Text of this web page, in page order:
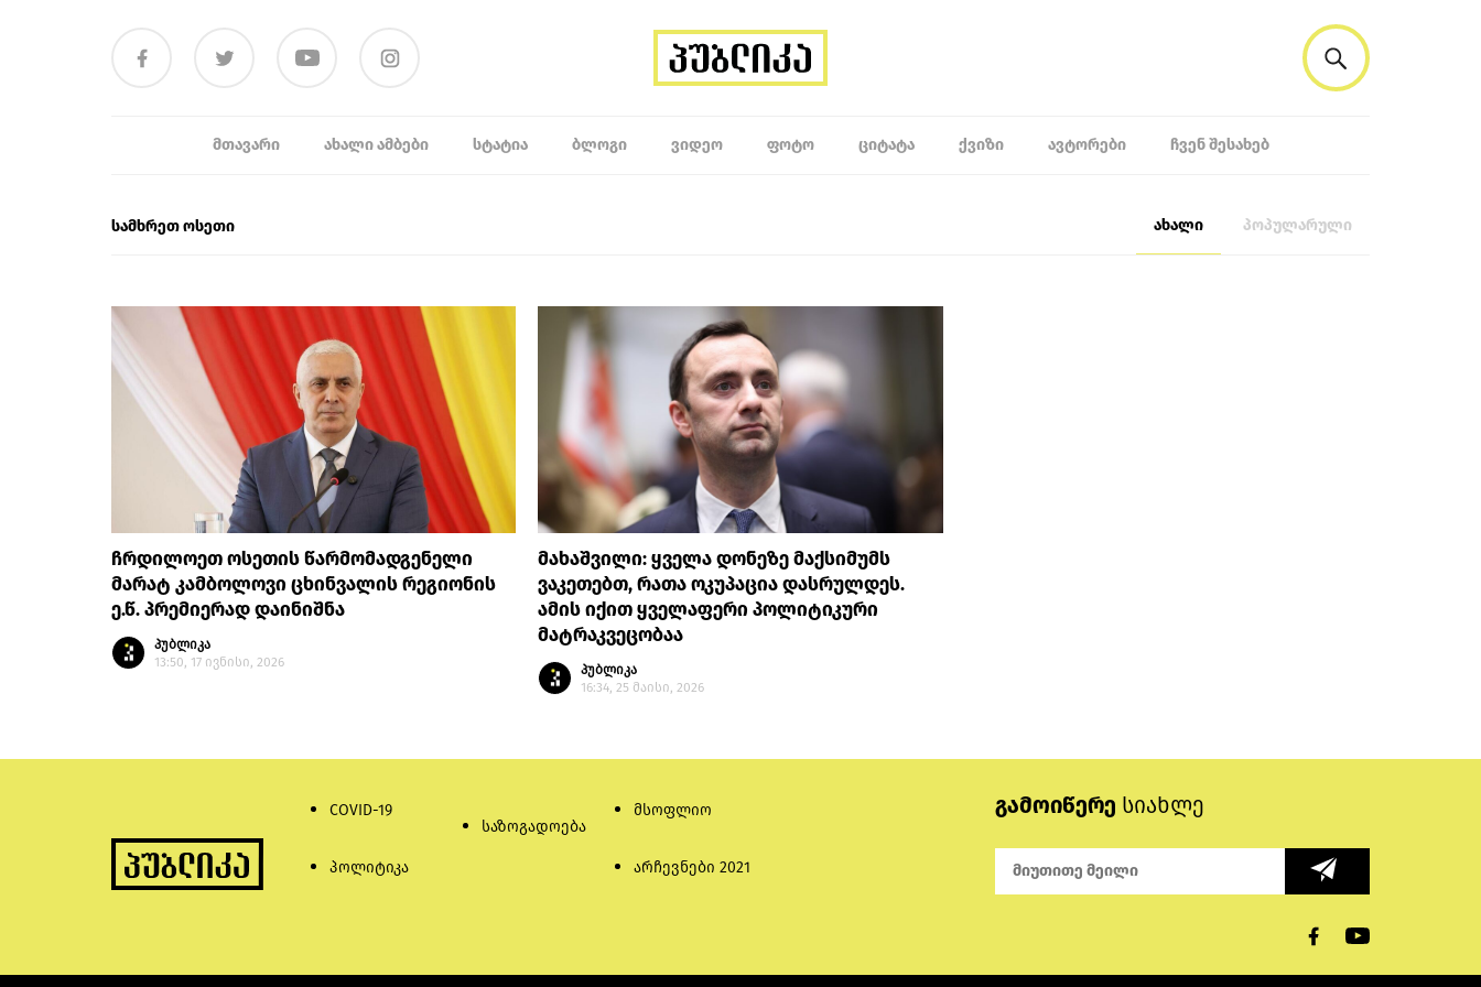
ᲛᲗᲐᲕᲐᲠᲘ ᲐᲮᲐᲚᲘ ᲐᲛᲑᲔᲑᲘ ᲡᲢᲐᲢᲘᲐ ᲑᲚᲝᲒᲘ ᲕᲘᲓᲔᲝ ᲤᲝᲢᲝ ᲪᲘᲢᲐᲢᲐ ᲥᲕᲘᲖᲘ ᲐᲕᲢᲝᲠᲔᲑᲘ ᲩᲕᲔᲜ ᲨᲔᲡᲐᲮᲔᲑ
სამხრეთ ოსეთი ახალი პოპულარული
ჩრდილოეთ ოსეთის წარმომადგენელი
მარატ კამბოლოვი ცხინვალის რეგიონის
ე.წ. პრემიერად დაინიშნა
პუბლიკა
13:50, 17 ივნისი, 2026
მახაშვილი: ყველა დონეზე მაქსიმუმს
ვაკეთებთ, რათა ოკუპაცია დასრულდეს.
ამის იქით ყველაფერი პოლიტიკური
მატრაკვეცობაა
პუბლიკა
16:34, 25 მაისი, 2026
COVID-19
პოლიტიკა
საზოგადოება
მსოფლიო
არჩევნები 2021
გამოიწერე სიახლე